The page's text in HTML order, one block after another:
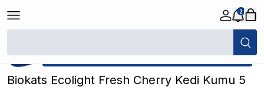
2
/ Biokats Ecolight Fresh Cherry Kedi Kumu 5 Lt
★ Atakan Petshop, Biokats yetkili satıcısıdır.
Biokats Ecolight Fresh Cherry Kedi Kumu 5